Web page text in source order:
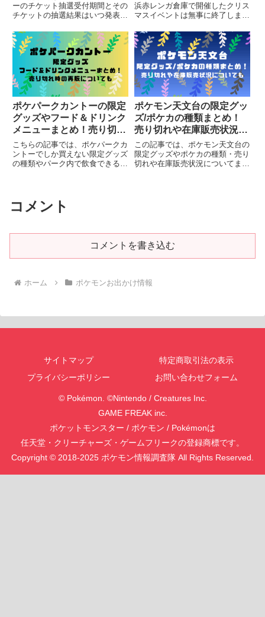
ーのチケット抽選受付期間とその
チケットの抽選結果はいつ発表さ
どのくらいなのかについてまとめ
ています。
浜赤レンガ倉庫で開催したクリス
マスイベントは無事に終了しまし
お客様、このイベントを気になっ
て調べてくださったポケモンファ
ンの方、こちらの記事をご覧いた
だきありがとうござい...
ポケパークカントーの限定
グッズやフード＆ドリンク
メニューまとめ！売り切れ
時の再販についても
こちらの記事では、ポケパークカ
ントーでしか買えない限定グッズ
の種類やパーク内で飲食できるメ
ポケモン天文台の限定グッ
ズ/ポケカの種類まとめ！
売り切れや在庫販売状況に
ついても
この記事では、ポケモン天文台の
限定グッズやポケカの種類・売り
切れや在庫販売状況についてまと
コメント
コメントを書き込む
ホーム ポケモンお出かけ情報
サイトマップ
特定商取引法の表示
プライバシーポリシー
お問い合わせフォーム
© Pokémon. ©Nintendo / Creatures Inc.
GAME FREAK inc.
ポケットモンスター / ポケモン / Pokémonは
任天堂・クリーチャーズ・ゲームフリークの登録商標です。
Copyright © 2018-2025 ポケモン情報調査隊 All Rights Reserved.